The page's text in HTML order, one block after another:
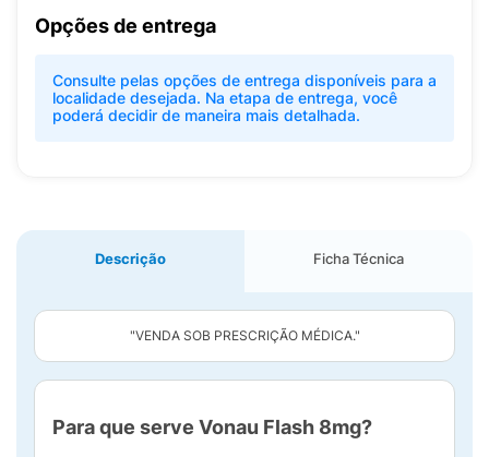
Opções de entrega
Consulte pelas opções de entrega disponíveis para a
localidade desejada. Na etapa de entrega, você
poderá decidir de maneira mais detalhada.
Descrição Ficha Técnica
"VENDA SOB PRESCRIÇÃO MÉDICA."
Para que serve Vonau Flash 8mg?